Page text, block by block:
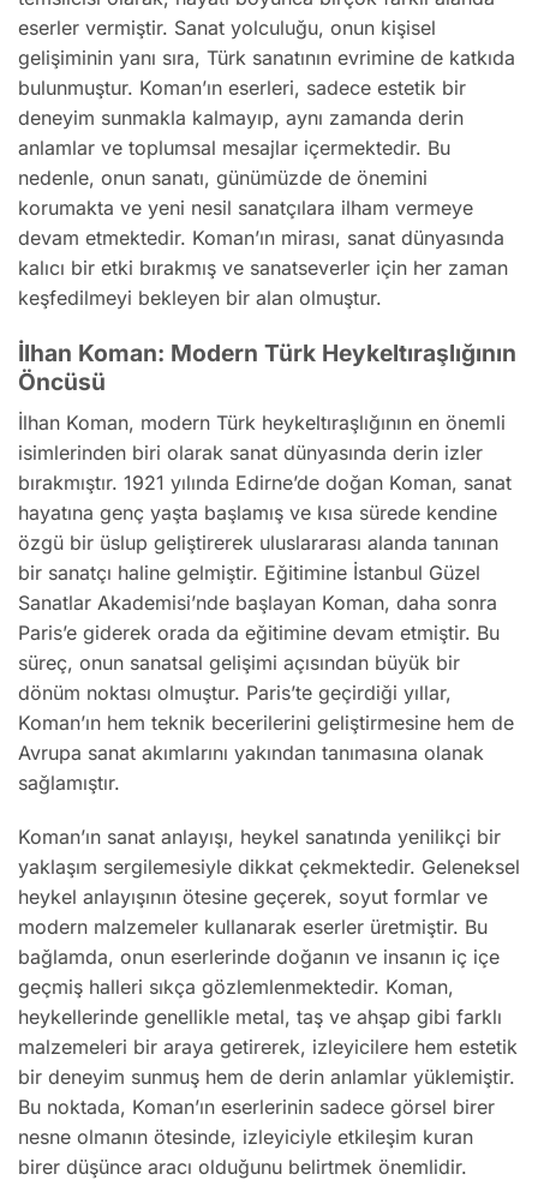
eserler vermiştir. Sanat yolculuğu, onun kişisel
gelişiminin yanı sıra, Türk sanatının evrimine de katkıda
bulunmuştur. Koman’ın eserleri, sadece estetik bir
deneyim sunmakla kalmayıp, aynı zamanda derin
anlamlar ve toplumsal mesajlar içermektedir. Bu
nedenle, onun sanatı, günümüzde de önemini
korumakta ve yeni nesil sanatçılara ilham vermeye
devam etmektedir. Koman’ın mirası, sanat dünyasında
kalıcı bir etki bırakmış ve sanatseverler için her zaman
keşfedilmeyi bekleyen bir alan olmuştur.
İlhan Koman: Modern Türk Heykeltıraşlığının
Öncüsü
İlhan Koman, modern Türk heykeltıraşlığının en önemli
isimlerinden biri olarak sanat dünyasında derin izler
bırakmıştır. 1921 yılında Edirne’de doğan Koman, sanat
hayatına genç yaşta başlamış ve kısa sürede kendine
özgü bir üslup geliştirerek uluslararası alanda tanınan
bir sanatçı haline gelmiştir. Eğitimine İstanbul Güzel
Sanatlar Akademisi’nde başlayan Koman, daha sonra
Paris’e giderek orada da eğitimine devam etmiştir. Bu
süreç, onun sanatsal gelişimi açısından büyük bir
dönüm noktası olmuştur. Paris’te geçirdiği yıllar,
Koman’ın hem teknik becerilerini geliştirmesine hem de
Avrupa sanat akımlarını yakından tanımasına olanak
sağlamıştır.
Koman’ın sanat anlayışı, heykel sanatında yenilikçi bir
yaklaşım sergilemesiyle dikkat çekmektedir. Geleneksel
heykel anlayışının ötesine geçerek, soyut formlar ve
modern malzemeler kullanarak eserler üretmiştir. Bu
bağlamda, onun eserlerinde doğanın ve insanın iç içe
geçmiş halleri sıkça gözlemlenmektedir. Koman,
heykellerinde genellikle metal, taş ve ahşap gibi farklı
malzemeleri bir araya getirerek, izleyicilere hem estetik
bir deneyim sunmuş hem de derin anlamlar yüklemiştir.
Bu noktada, Koman’ın eserlerinin sadece görsel birer
nesne olmanın ötesinde, izleyiciyle etkileşim kuran
birer düşünce aracı olduğunu belirtmek önemlidir.